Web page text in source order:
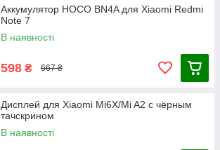
Аккумулятор HOCO BN4A для Xiaomi Redmi
Note 7
В наявності
598 ₴ 667 ₴
Дисплей для Xiaomi Mi6X/Mi A2 с чёрным
тачскрином
В наявності